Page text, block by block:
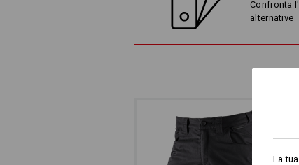
Confronta
alternative
La